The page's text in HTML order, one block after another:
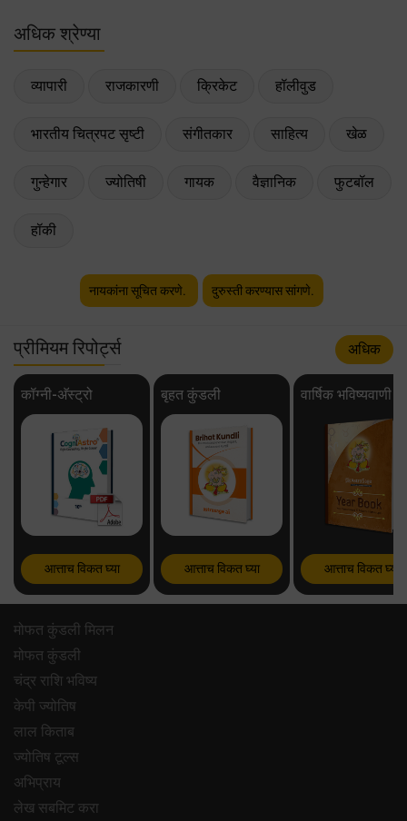
अधिक श्रेण्या
व्यापारी राजकारणी क्रिकेट हॉलीवुड
भारतीय चित्रपट सृष्टी संगीतकार साहित्य खेळ
गुन्हेगार ज्योतिषी गायक वैज्ञानिक फुटबॉल
हॉकी
नायकांना सूचित करणे. दुरुस्ती करण्यास सांगणे.
प्रीमियम रिपोर्ट्स अधिक
कॉग्नी-अ‍ॅस्ट्रो
आत्ताच विकत घ्या
बृहत कुंडली
आत्ताच विकत घ्या
वार्षिक भविष्यवाणी
आत्ताच विकत घ्या
मोफत कुंडली मिलन
मोफत कुंडली
चंद्र राशि भविष्य
केपी ज्योतिष
लाल किताब
ज्योतिष टूल्स
अभिप्राय
लेख सबमिट करा